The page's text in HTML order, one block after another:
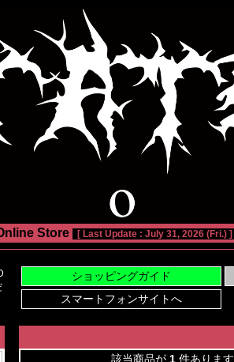
Store [ Last Update : July 31, 2026 (Fri.) ]
該当商品が 1 件あります